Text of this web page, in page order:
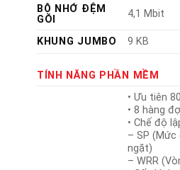
BỘ NHỚ ĐỆM
GÓI
4,1 Mbit
KHUNG JUMBO 9 KB
TÍNH NĂNG PHẦN MỀM
• Ưu tiên
• 8 hàng
• Chế độ
– SP
ngặt)
– WRR